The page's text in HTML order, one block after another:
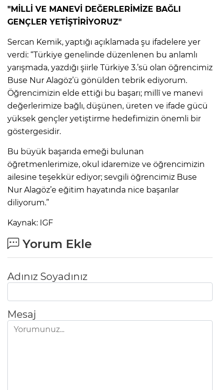
"MİLLİ VE MANEVİ DEĞERLERİMİZE BAĞLI
GENÇLER YETİŞTİRİYORUZ"
Sercan Kemik, yaptığı açıklamada şu ifadelere yer
verdi: “Türkiye genelinde düzenlenen bu anlamlı
yarışmada, yazdığı şiirle Türkiye 3.’sü olan öğrencimiz
Buse Nur Alagöz’ü gönülden tebrik ediyorum.
Öğrencimizin elde ettiği bu başarı; millî ve manevi
değerlerimize bağlı, düşünen, üreten ve ifade gücü
yüksek gençler yetiştirme hedefimizin önemli bir
göstergesidir.
Bu büyük başarıda emeği bulunan
öğretmenlerimize, okul idaremize ve öğrencimizin
ailesine teşekkür ediyor; sevgili öğrencimiz Buse
Nur Alagöz’e eğitim hayatında nice başarılar
diliyorum.”
Kaynak: IGF
Yorum Ekle
Adınız Soyadınız
Mesaj